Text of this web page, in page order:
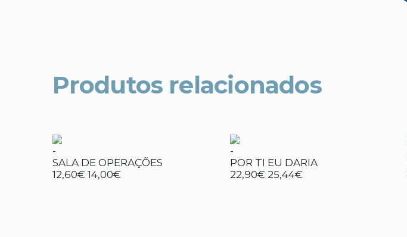
Produtos relacionados
-
SALA DE OPERAÇÕES
12,60€ 14,00€
-
POR TI EU DARIA
22,90€ 25,44€